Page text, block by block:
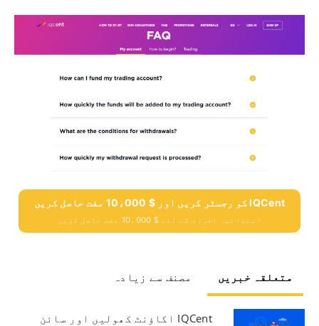
IQCent کو رجسٹر کریں اور $ 10،000 مفت حاصل کریں
ابتدائیہ افراد کے لئے $ 10،000 مفت حاصل کریں
مصنف سے زیادہ متعلقہ خبریں
IQCent اکاؤنٹ کھولیں اور سائن